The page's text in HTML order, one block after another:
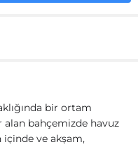
bir ortam
alan bahçemizde havuz
içinde ve akşam,